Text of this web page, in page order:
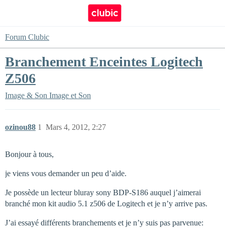
Forum Clubic
Branchement Enceintes Logitech
Z506
Image & Son Image et Son
ozinou88 Mars 4, 2012, 2:27
1
Bonjour à tous,
je viens vous demander un peu d’aide.
Je possède un lecteur bluray sony BDP-S186 auquel j’aimerai
branché mon kit audio 5.1 z506 de Logitech et je n’y arrive pas.
J’ai essayé différents branchements et je n’y suis pas parvenue: